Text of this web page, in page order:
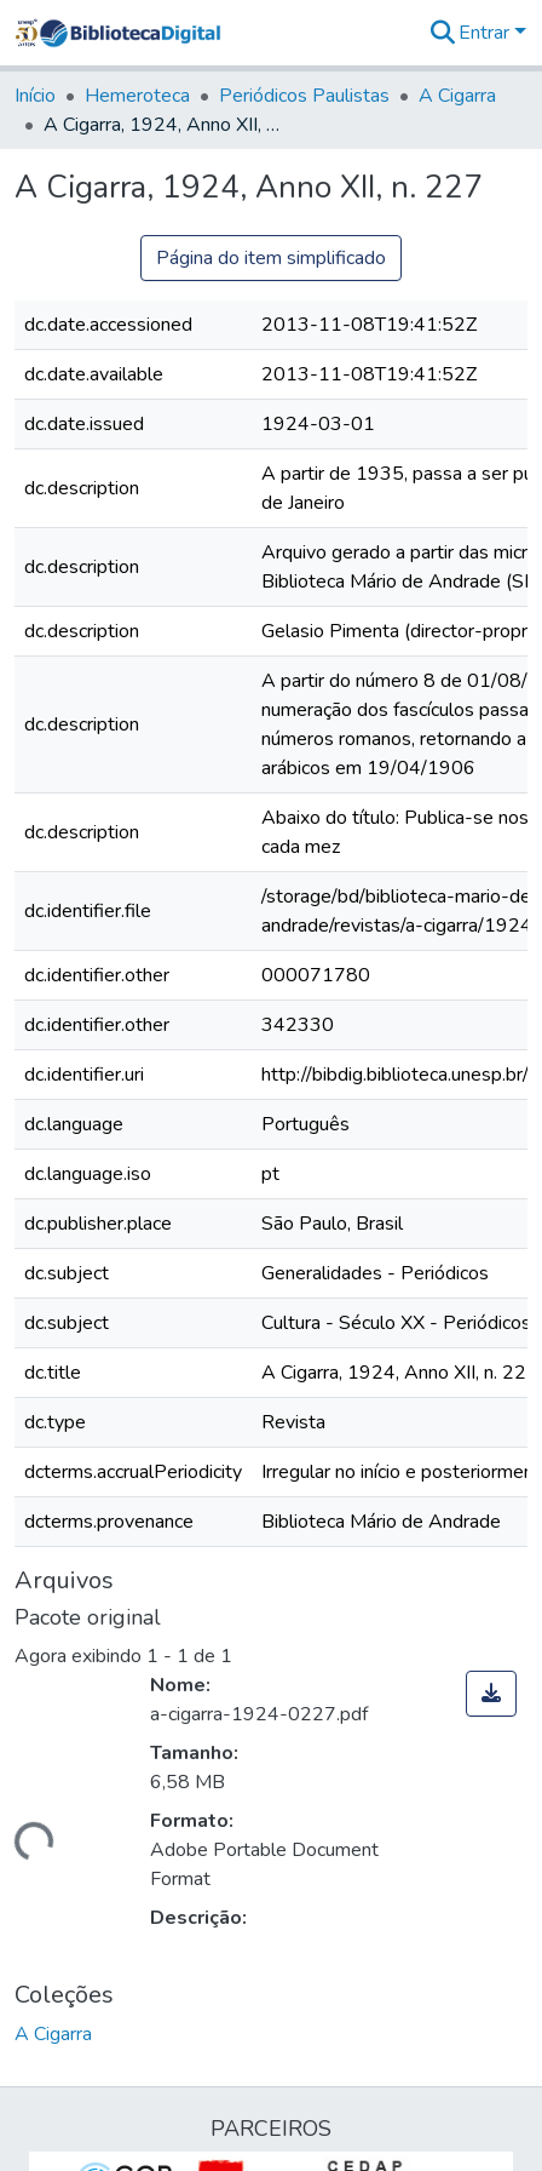
&
Coleções
Tudo na
Digital
Entrar
Início Hemeroteca Periódicos Paulistas
A Cigarra
A Cigarra, 1924, Anno XII, n. 227
A Cigarra, 1924, Anno XII, n. 227
Página do item simplificado
dc.date.accessioned
2013-11-08T19:41:52Z
dc.date.available
2013-11-08T19:41:52Z
dc.date.issued
1924-03-01
dc.description
A partir de 1935, passa a ser
de Janeiro
dc.description
Arquivo gerado a partir das
Biblioteca Mário de Andrade (SP)
dc.description
Gelasio Pimenta (director-
dc.description
A partir do número 8 de 01/08/
numeração dos fascículos passa
números romanos, retornando a
arábicos em 19/04/1906
dc.description
Abaixo do título: Publica-se nos
cada mez
dc.identifier.file
/storage/bd/biblioteca-mario-de-
andrade/revistas/a-cigarra/
dc.identifier.other
000071780
dc.identifier.other
342330
dc.identifier.uri
http://
dc.language
Português
dc.language.iso
pt
dc.publisher.place
São Paulo, Brasil
dc.subject
Generalidades - Periódicos
dc.subject
Cultura - Século XX - Periódicos
dc.title
A Cigarra, 1924, Anno XII, n. 227
dc.type
Revista
dcterms.accrualPeriodicity
Irregular no início e
dcterms.provenance
Biblioteca Mário de Andrade
Arquivos
Pacote original
Agora exibindo 1 - 1 de 1
Nome:
a-cigarra-1924-0227.pdf
Tamanho:
6,58 MB
Formato:
Adobe Portable Document
Format
Descrição:
Coleções
A Cigarra
PARCEIROS